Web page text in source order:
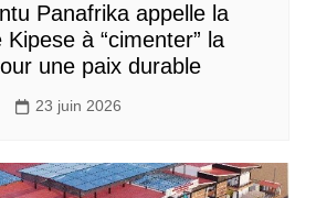
Panafrika appelle la
à “cimenter” la
une paix durable
23 juin 2026